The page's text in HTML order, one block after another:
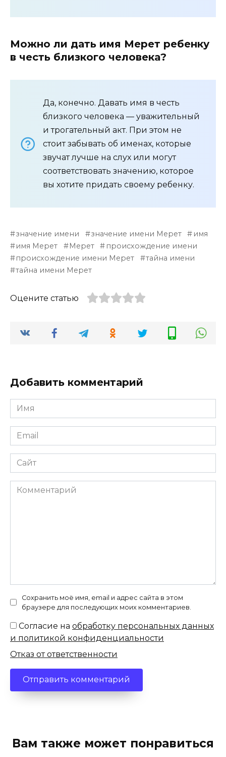
Можно ли дать имя Мерет ребенку
в честь близкого человека?
Да, конечно. Давать имя в честь
близкого человека — уважительный
и трогательный акт. При этом не
стоит забывать об именах, которые
звучат лучше на слух или могут
соответствовать значению, которое
вы хотите придать своему ребенку.
значение имени значение имени Мерет
имя
имя Мерет
Мерет
происхождение имени
происхождение имени Мерет
тайна имени
тайна имени Мерет
Оцените статью
Добавить комментарий
Имя
*
Email
*
Сайт
Комментарий
Сохранить моё имя, email и адрес сайта в этом
браузере для последующих моих комментариев.
Согласие на обработку персональных данных
и политикой конфиденциальности
Отказ от ответственности
Вам также может понравиться